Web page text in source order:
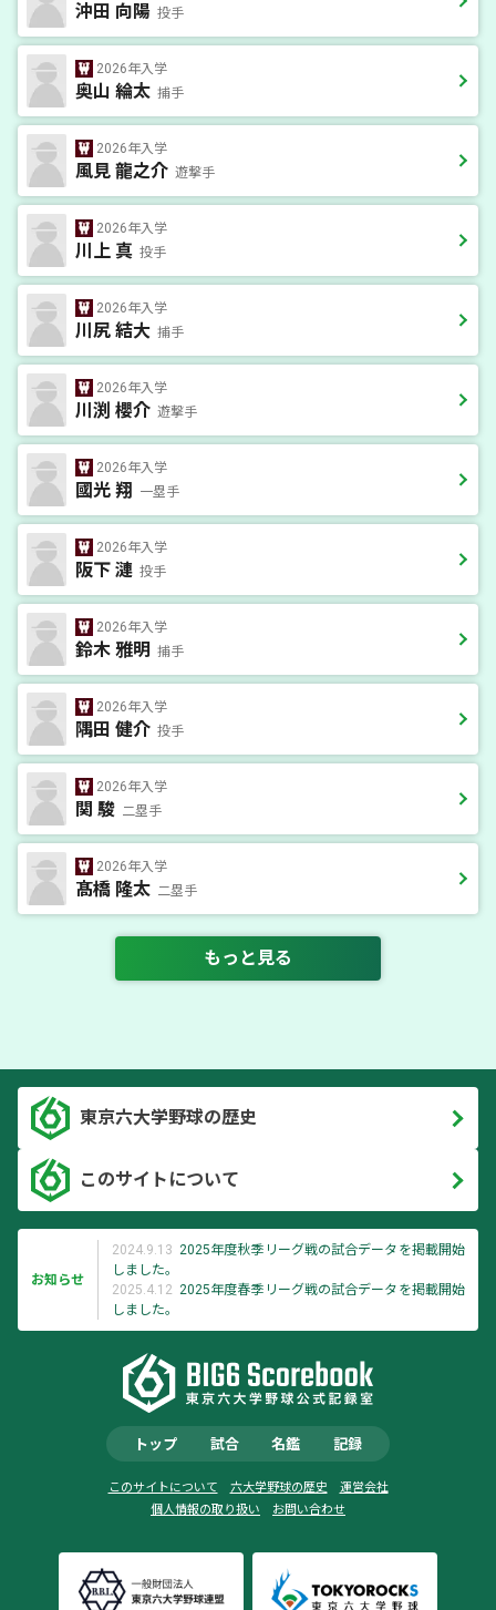
沖田 向陽 投手
2026年入学
奥山 綸太 捕手
2026年入学
風見 龍之介 遊撃手
2026年入学
川上 真 投手
2026年入学
川尻 結大 捕手
2026年入学
川渕 櫻介 遊撃手
2026年入学
國光 翔 一塁手
2026年入学
阪下 漣 投手
2026年入学
鈴木 雅明 捕手
2026年入学
隅田 健介 投手
2026年入学
関 駿 二塁手
2026年入学
髙橋 隆太 二塁手
もっと見る
東京六大学野球の歴史
このサイトについて
お知らせ
2024.9.13 2025年度秋季リーグ戦の試合データを掲載開始
しました。
2025.4.12 2025年度春季リーグ戦の試合データを掲載開始
しました。
トップ 試合 名鑑 記録
このサイトについて 六大学野球の歴史
運営会社
個人情報の取り扱い
お問い合わせ